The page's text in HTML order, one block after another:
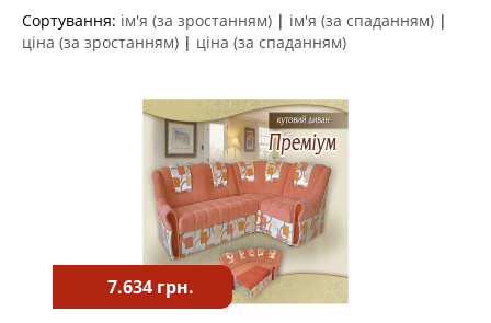
Сортування: ім'я (за зростанням) | ім'я (за спаданням) |
ціна (за зростанням) | ціна (за спаданням)
7.634 грн.